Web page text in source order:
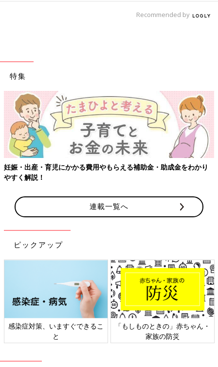
Recommended by
特集
妊娠・出産・育児にかかる費用やもらえる補助金・助成金をわかり
やすく解説！
連載一覧へ
ピックアップ
感染症対策、いますぐできるこ
と
「もしものときの」赤ちゃん・
家族の防災